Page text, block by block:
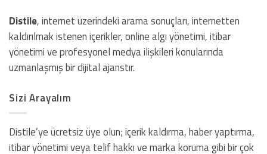
Distile, internet üzerindeki arama sonuçları, internetten
kaldırılmak istenen içerikler, online algı yönetimi, itibar
yönetimi ve profesyonel medya ilişkileri konularında
uzmanlaşmış bir dijital ajanstır.
Sizi Arayalım
Distile’ye ücretsiz üye olun; içerik kaldırma, haber yaptırma,
itibar yönetimi veya telif hakkı ve marka koruma gibi bir çok